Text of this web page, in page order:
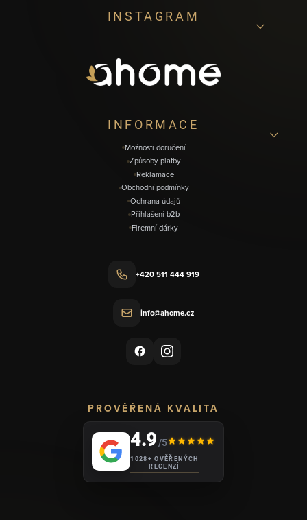
INSTAGRAM
INFORMACE
Možnosti doručení
Způsoby platby
Reklamace
Obchodní podmínky
Ochrana údajů
Přihlášení b2b
Firemní dárky
+420 511 444 919
info@ahome.cz
PROVĚŘENÁ KVALITA
4.9/5
1028+ OVĚŘENÝCH
RECENZÍ